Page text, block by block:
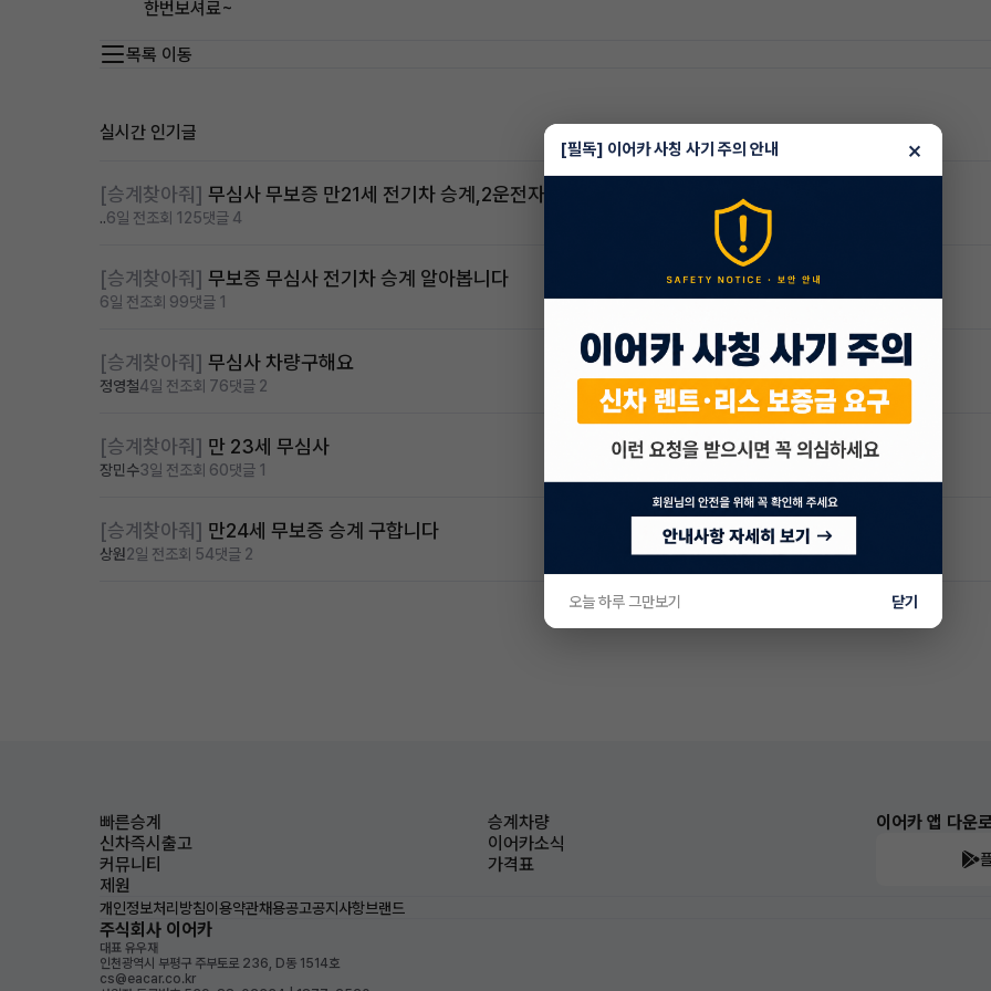
한번보셔료~
목록 이동
실시간 인기글
[승계찾아줘] 무심사 무보증 만21세 전기차 승계,2운전자
..6일 전조회 125댓글 4
[승계찾아줘] 무보증 무심사 전기차 승계 알아봅니다
6일 전조회 99댓글 1
[승계찾아줘] 무심사 차량구해요
정영철4일 전조회 76댓글 2
[승계찾아줘] 만 23세 무심사
장민수3일 전조회 60댓글 1
[승계찾아줘] 만24세 무보증 승계 구합니다
상원2일 전조회 54댓글 2
빠른승계
승계차량
신차즉시출고
이어카소식
커뮤니티
가격표
제원
이어카 앱 다운
개인정보처리방침이용약관채용공고공지사항브랜드
주식회사 이어카
대표 유우재
인천광역시 부평구 주부토로 236, D동 1514호
cs@eacar.co.kr
[필독] 이어카 사칭 사기 주의 안내 ×
오늘 하루 그만보기 닫기